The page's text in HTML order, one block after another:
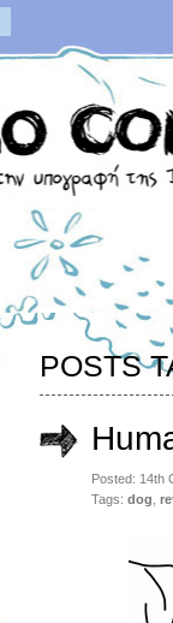
POSTS
Posted: 14th
Tags: dog